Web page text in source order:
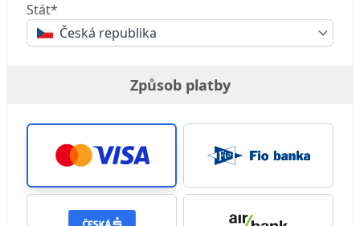
Stát*
Česká republika
Způsob platby